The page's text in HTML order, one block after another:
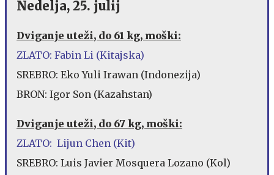
Nedelja, 25. julij
Dviganje uteži, do 61 kg, moški:
ZLATO: Fabin Li (Kitajska)
SREBRO: Eko Yuli Irawan (Indonezija)
BRON: Igor Son (Kazahstan)
Dviganje uteži, do 67 kg, moški:
ZLATO: Lijun Chen (Kit)
SREBRO: Luis Javier Mosquera Lozano (Kol)